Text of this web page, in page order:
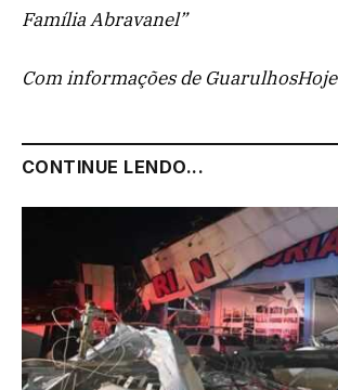
Família Abravanel”
Com informações de GuarulhosHoje
CONTINUE LENDO...